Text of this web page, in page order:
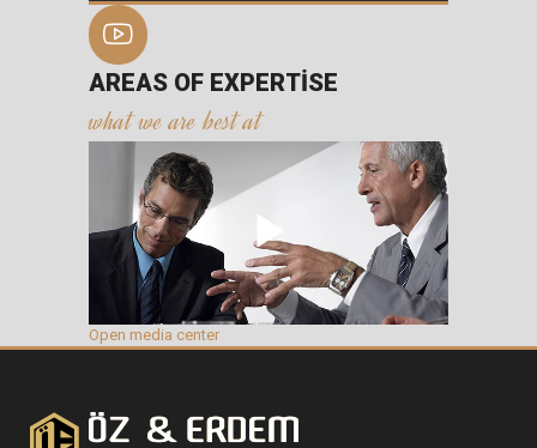
AREAS OF EXPERTISE
what we are best at
Open media center